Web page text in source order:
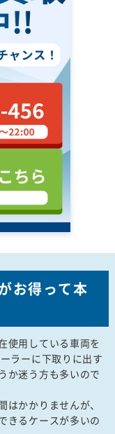
お得って本
使用している車両を
ラーに下取りに出す
か迷う方も多いので
かかりませんが、
きるケースが多いの